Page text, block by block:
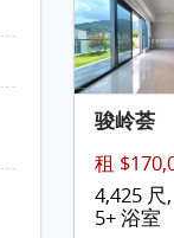
骏岭荟
租
4,425 尺
5+ 浴室